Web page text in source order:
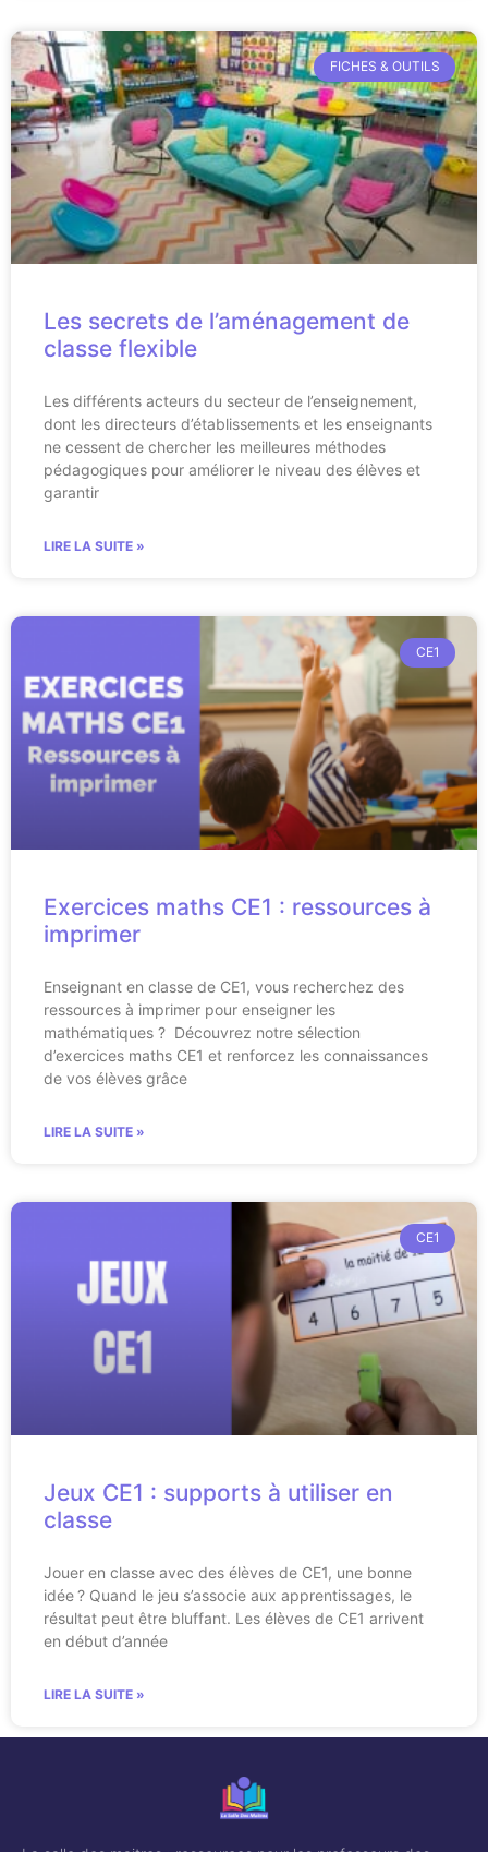
FICHES & OUTILS
Les secrets de l’aménagement de
classe flexible
Les différents acteurs du secteur de l’enseignement,
dont les directeurs d’établissements et les enseignants
ne cessent de chercher les meilleures méthodes
pédagogiques pour améliorer le niveau des élèves et
garantir
LIRE LA SUITE »
CE1
Exercices maths CE1 : ressources à
imprimer
Enseignant en classe de CE1, vous recherchez des
ressources à imprimer pour enseigner les
mathématiques ? Découvrez notre sélection
d’exercices maths CE1 et renforcez les connaissances
de vos élèves grâce
LIRE LA SUITE »
CE1
Jeux CE1 : supports à utiliser en
classe
Jouer en classe avec des élèves de CE1, une bonne
idée ? Quand le jeu s’associe aux apprentissages, le
résultat peut être bluffant. Les élèves de CE1 arrivent
en début d’année
LIRE LA SUITE »